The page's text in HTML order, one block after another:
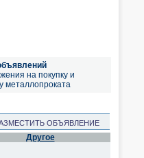
на покупку и
металлопроката
ОБЪЯВЛЕНИЕ
Другое